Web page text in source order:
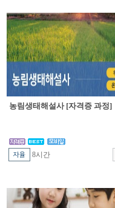
농림생태해설사 [자격증 과정]
8시간